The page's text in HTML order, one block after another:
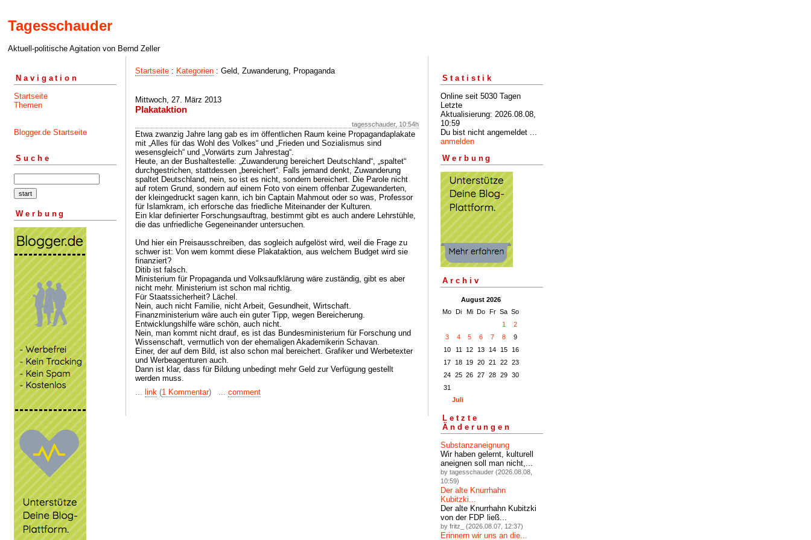
Tagesschauder
Aktuell-politische Agitation von Bernd Zeller
Navigation
Startseite
Themen
Blogger.de Startseite
Suche
Werbung
Startseite : Kategorien : Geld, Zuwanderung, Propaganda
Mittwoch, 27. März 2013
Plakataktion
tagesschauder, 10:54h
Etwa zwanzig Jahre lang gab es im öffentlichen Raum keine Propagandaplakate
mit „Alles für das Wohl des Volkes“ und „Frieden und Sozialismus sind
wesensgleich“ und „Vorwärts zum Jahrestag“.
Heute, an der Bushaltestelle: „Zuwanderung bereichert Deutschland“, „spaltet“
durchgestrichen, stattdessen „bereichert“. Falls jemand denkt, Zuwanderung
spaltet Deutschland, nein, so ist es nicht, sondern bereichert. Die Parole nicht
auf rotem Grund, sondern auf einem Foto von einem offenbar Zugewanderten,
der kleingedruckt sagen kann, ich bin Captain Mahmout oder so was, Professor
für Islamkram, ich erforsche das friedliche Miteinander der Kulturen.
Ein klar definierter Forschungsauftrag, bestimmt gibt es auch andere Lehrstühle,
die das unfriedliche Gegeneinander untersuchen.
Und hier ein Preisausschreiben, das sogleich aufgelöst wird, weil die Frage zu
schwer ist: Von wem kommt diese Plakataktion, aus welchem Budget wird sie
finanziert?
Ditib ist falsch.
Ministerium für Propaganda und Volksaufklärung wäre zuständig, gibt es aber
nicht mehr. Ministerium ist schon mal richtig.
Für Staatssicherheit? Lächel.
Nein, auch nicht Familie, nicht Arbeit, Gesundheit, Wirtschaft.
Finanzministerium wäre auch ein guter Tipp, wegen Bereicherung.
Entwicklungshilfe wäre schön, auch nicht.
Nein, man kommt nicht drauf, es ist das Bundesministerium für Forschung und
Wissenschaft, vermutlich von der ehemaligen Akademikerin Schavan.
Einer, der auf dem Bild, ist also schon mal bereichert. Grafiker und Werbetexter
und Werbeagenturen auch.
Dann ist klar, dass für Bildung unbedingt mehr Geld zur Verfügung gestellt
werden muss.
... link (1 Kommentar) ... comment
Statistik
Online seit 5030 Tagen
Letzte
Aktualisierung: 2026.08.08,
10:59
Du bist nicht angemeldet ...
anmelden
Werbung
Archiv
August 2026
Mo Di Mi Do Fr Sa So
1
2
3
4 5 6 7 8
9
10
11 12 13 14 15
16
17
18 19 20 21 22
23
24
25 26 27 28 29
30
31
Juli
Letzte
Änderungen
Substanzaneignung
Wir haben gelernt, kulturell
aneignen soll man nicht,...
by tagesschauder (2026.08.08,
10:59)
Der alte Knurrhahn
Kubitzki...
Der alte Knurrhahn Kubitzki
von der FDP ließ...
by fritz_ (2026.08.07, 12:37)
Erinnern wir uns an die...